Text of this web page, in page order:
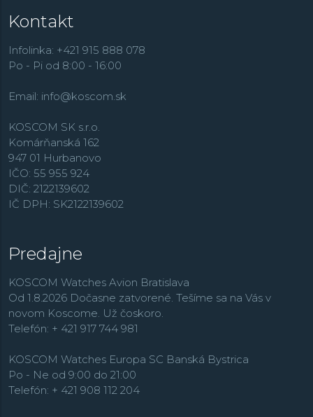
Kontakt
Infolinka: +421 915 888 078
Po - Pi od 8:00 - 16:00
Email: info@koscom.sk
KOSCOM SK s.r.o.
Komárňanská 162
947 01 Hurbanovo
IČO: 55 955 924
DIČ: 2122139602
IČ DPH: SK2122139602
Predajne
KOSCOM Watches Avion Bratislava
Od 1.8.2026 Dočasne zatvorené. Tešíme sa na Vás v
novom Koscome. Už čoskoro.
Telefón: + 421 917 744 981
KOSCOM Watches Europa SC Banská Bystrica
Po - Ne od 9:00 do 21:00
Telefón: + 421 908 112 204